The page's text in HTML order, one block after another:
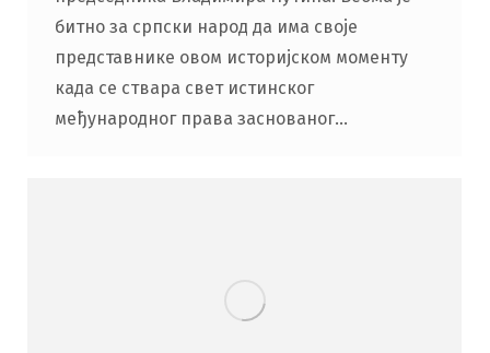
битно за српски народ да има своје
представнике овом историјском моменту
када се ствара свет истинског
међународног права заснованог…